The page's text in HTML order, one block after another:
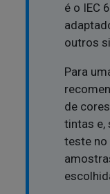
é o IEC
outros
Para
de
tintas e,
teste no